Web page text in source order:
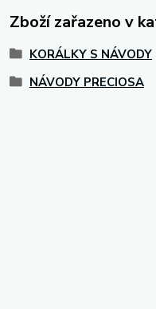
Zboží zařazeno v
KORÁLKY S NÁVODY
NÁVODY PRECIOSA